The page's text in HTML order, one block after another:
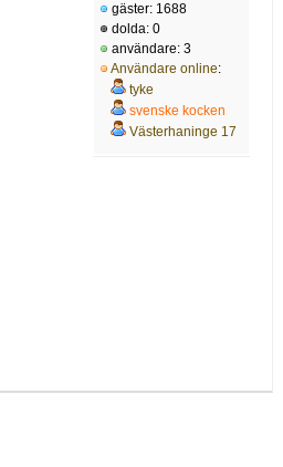
gäster: 1688
dolda: 0
användare: 3
Användare online:
tyke
svenske kocken
Västerhaninge 17